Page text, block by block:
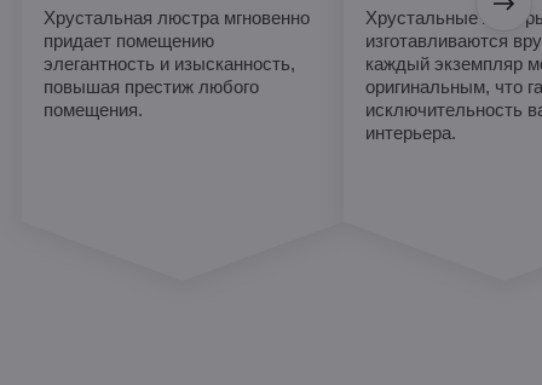
Хрустальная люстра мгновенно
придает помещению
элегантность и изысканность,
повышая престиж любого
помещения.
Хрустальные
изготавливаются
каждый экземпляр
оригинальным, что
исключительность
интерьера.